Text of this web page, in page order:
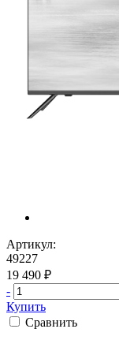
Артикул:
49227
19 490 ₽
-
Купить
Сравнить